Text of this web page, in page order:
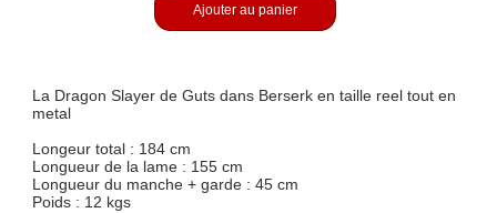
Ajouter au panier
La Dragon Slayer de Guts dans Berserk en taille reel tout en
metal
Longeur total : 184 cm
Longueur de la lame : 155 cm
Longueur du manche + garde : 45 cm
Poids : 12 kgs